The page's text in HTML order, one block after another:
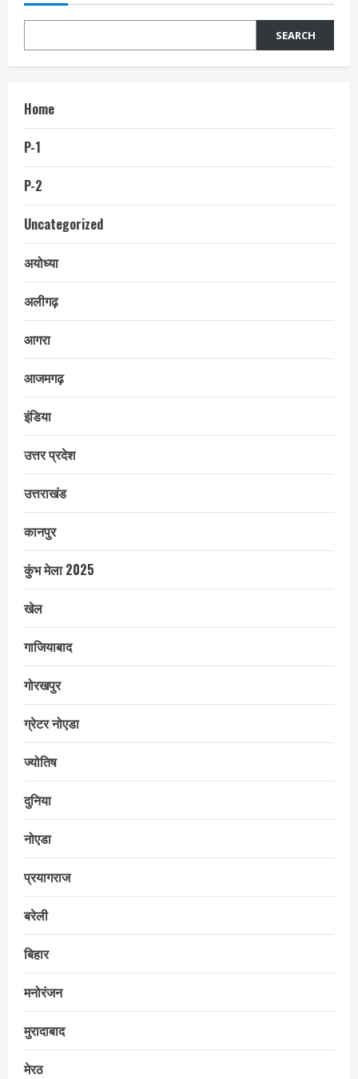
SEARCH
Home
P-1
P-2
Uncategorized
अयोध्या
अलीगढ़
आगरा
आजमगढ़
इंडिया
उत्तर प्रदेश
उत्तराखंड
कानपुर
कुंभ मेला 2025
खेल
गाजियाबाद
गोरखपुर
ग्रेटर नोएडा
ज्योतिष
दुनिया
नोएडा
प्रयागराज
बरेली
बिहार
मनोरंजन
मुरादाबाद
मेरठ